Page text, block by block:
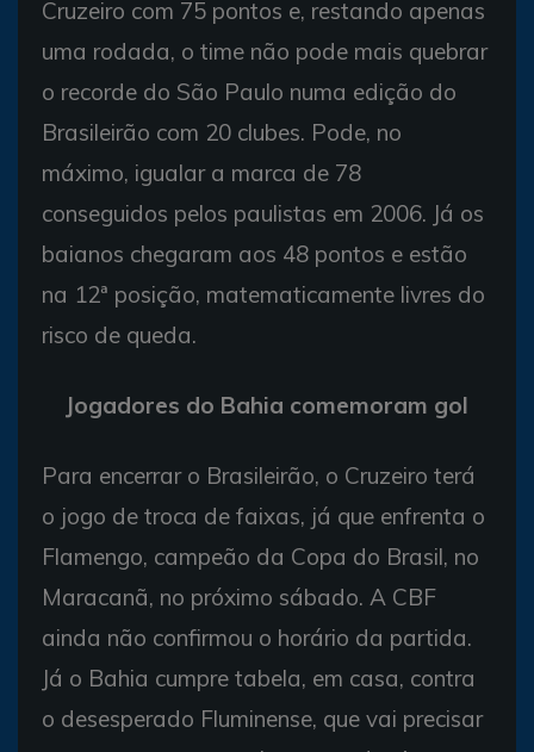
Cruzeiro com 75 pontos e, restando apenas
uma rodada, o time não pode mais quebrar
o recorde do São Paulo numa edição do
Brasileirão com 20 clubes. Pode, no
máximo, igualar a marca de 78
conseguidos pelos paulistas em 2006. Já os
baianos chegaram aos 48 pontos e estão
na 12ª posição, matematicamente livres do
risco de queda.
Jogadores do Bahia comemoram gol
Para encerrar o Brasileirão, o Cruzeiro terá
o jogo de troca de faixas, já que enfrenta o
Flamengo, campeão da Copa do Brasil, no
Maracanã, no próximo sábado. A CBF
ainda não confirmou o horário da partida.
Já o Bahia cumpre tabela, em casa, contra
o desesperado Fluminense, que vai precisar